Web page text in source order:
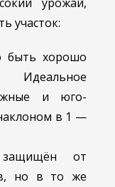
участок:
быть хорошо
и юго-
в 1 —
от
но в то же